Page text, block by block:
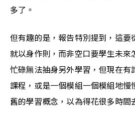
多了。
但有趣的是，報告特別提到，這要
就以身作則，而非空口要學生未來
忙碌無法抽身另外學習，但現在有
課程，或是一個模組一個模組地慢
舊的學習概念，以為得花很多時間